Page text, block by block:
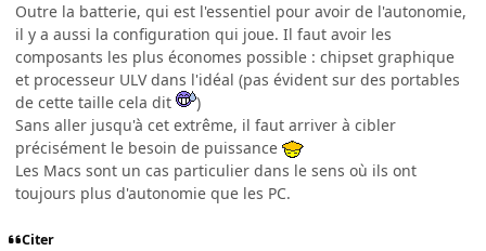
Outre la batterie, qui est l'essentiel pour avoir de l'autonomie,
il y a aussi la configuration qui joue. Il faut avoir les
composants les plus économes possible : chipset graphique
et processeur ULV dans l'idéal (pas évident sur des portables
de cette taille cela dit
)
Sans aller jusqu'à cet extrême, il faut arriver à cibler
précisément le besoin de puissance
Les Macs sont un cas particulier dans le sens où ils ont
toujours plus d'autonomie que les PC.
Citer